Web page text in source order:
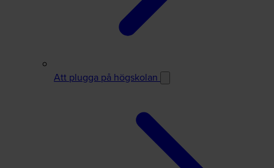
Att plugga på högskolan